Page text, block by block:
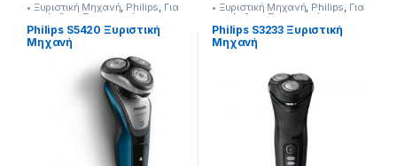
• Ξυριστική Μηχανή, Philips, Για
τον Ανδρα Προσωπική
Φροντίδα
Philips S5420 Ξυριστική
Μηχανή
(Επαναφορτιζόμενη)
• Ξυριστική Μηχανή, Philips, Για
τον Ανδρα Προσωπική
Φροντίδα
Philips S3233 Ξυριστική
Μηχανή